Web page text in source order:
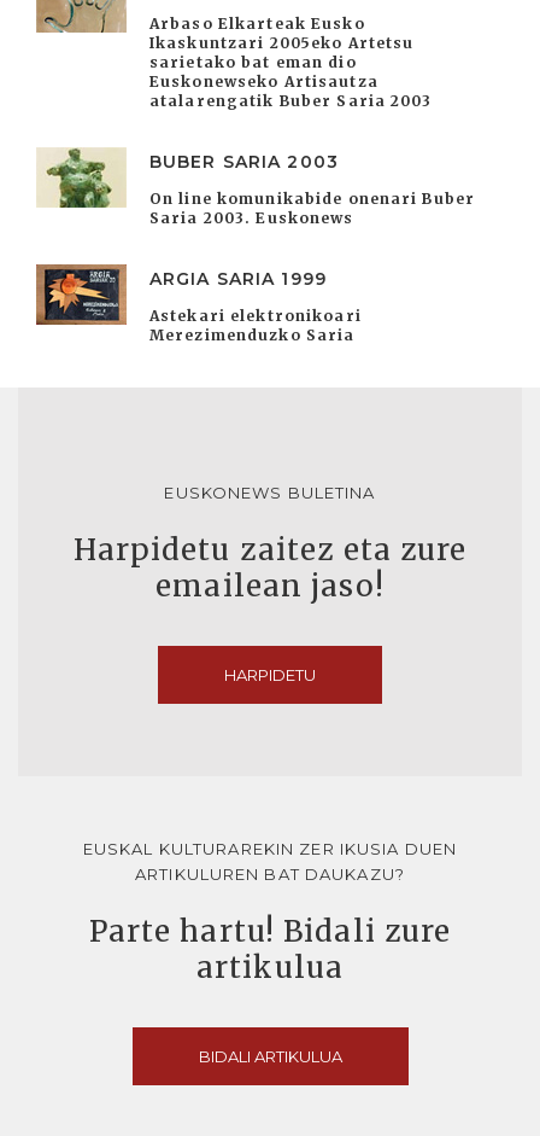
Arbaso Elkarteak Eusko
Ikaskuntzari 2005eko Artetsu
sarietako bat eman dio
Euskonewseko Artisautza
atalarengatik Buber Saria 2003
BUBER SARIA 2003
On line komunikabide onenari Buber
Saria 2003. Euskonews
ARGIA SARIA 1999
Astekari elektronikoari
Merezimenduzko Saria
EUSKONEWS BULETINA
Harpidetu zaitez eta zure
emailean jaso!
HARPIDETU
EUSKAL KULTURAREKIN ZER IKUSIA DUEN
ARTIKULUREN BAT DAUKAZU?
Parte hartu! Bidali zure
artikulua
BIDALI ARTIKULUA